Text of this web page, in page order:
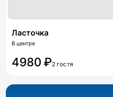
Ласточка
В центре
4980 ₽2 гостя